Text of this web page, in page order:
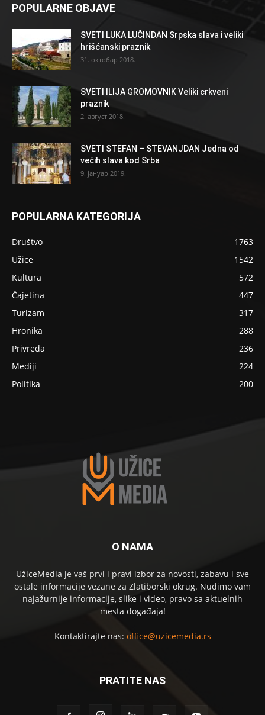
POPULARNE OBJAVE
SVETI LUKA LUČINDAN Srpska slava i veliki
hrišćanski praznik
31. октобар 2018.
SVETI ILIJA GROMOVNIK Veliki crkveni
praznik
2. август 2018.
SVETI STEFAN – STEVANJDAN Jedna od
većih slava kod Srba
9. јануар 2019.
POPULARNA KATEGORIJA
Društvo
1763
Užice
1542
Kultura
572
Čajetina
447
Turizam
317
Hronika
288
Privreda
236
Mediji
224
Politika
200
O NAMA
UžiceMedia je vaš prvi i pravi izbor za novosti, zabavu i sve
ostale informacije vezane za Zlatiborski okrug. Nudimo vam
najažurnije informacije, slike i video, pravo sa aktuelnih
mesta događaja!
Kontaktirajte nas: office@uzicemedia.rs
PRATITE NAS